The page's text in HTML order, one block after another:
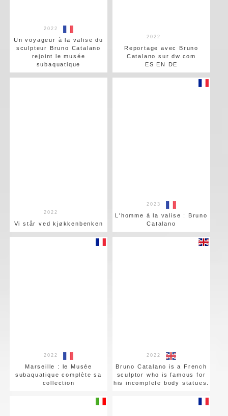
2022
Un voyageur à la valise du
sculpteur Bruno Catalano
rejoint le musée
subaquatique
2022
Reportage avec Bruno
Catalano sur dw.com
ES EN DE
2022
Vi står ved kjøkkenbenken
2023
L'homme à la valise : Bruno
Catalano
2022
Marseille : le Musée
subaquatique complète sa
collection
2022
Bruno Catalano is a French
sculptor who is famous for
his incomplete body statues.